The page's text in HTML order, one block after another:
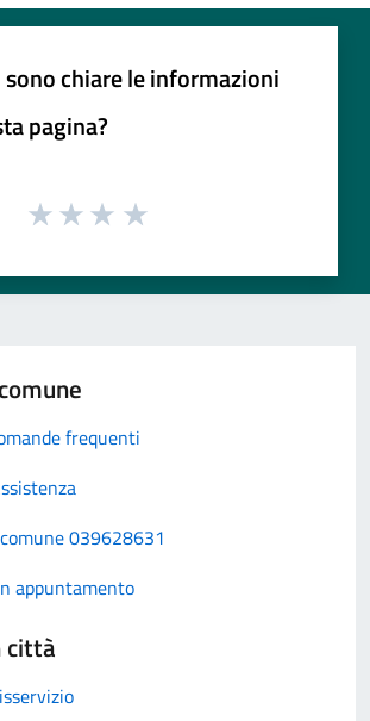
sono chiare le informazioni
pagina?
frequenti
039628631
appuntamento
città